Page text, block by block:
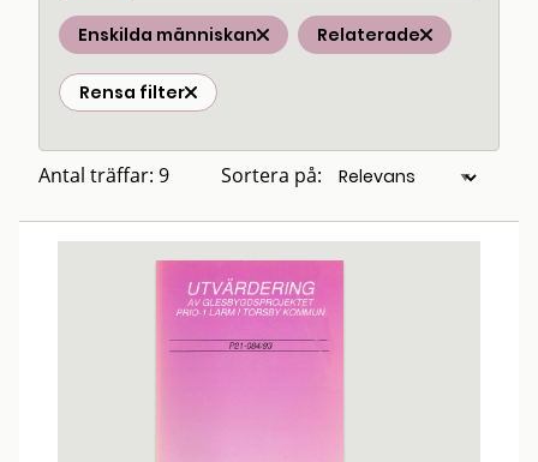
Enskilda människan Relaterade
Rensa filter
Antal träffar: 9 Sortera på: